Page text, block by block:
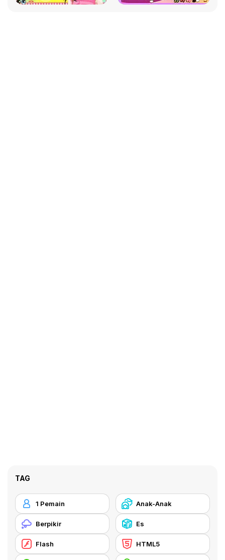
TAG
1 Pemain Anak-Anak
Berpikir Es
Flash HTML5